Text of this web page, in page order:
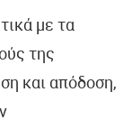
με τα
της
και απόδοση,